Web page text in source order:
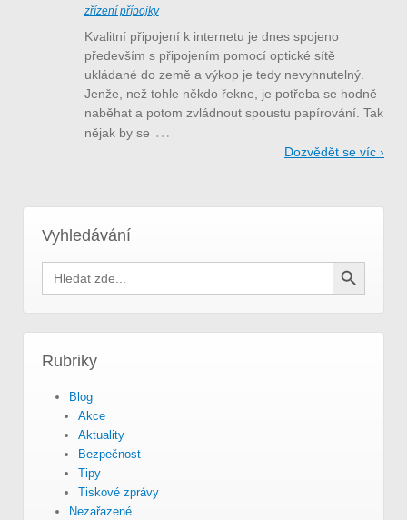
zřízení přípojky
Kvalitní připojení k internetu je dnes spojeno
především s připojením pomocí optické sítě
ukládané do země a výkop je tedy nevyhnutelný.
Jenže, než tohle někdo řekne, je potřeba se hodně
naběhat a potom zvládnout spoustu papírování. Tak
nějak by se …
Dozvědět se víc ›
Vyhledávání
Search
for:
Search Button
Rubriky
Blog
Akce
Aktuality
Bezpečnost
Tipy
Tiskové zprávy
Nezařazené